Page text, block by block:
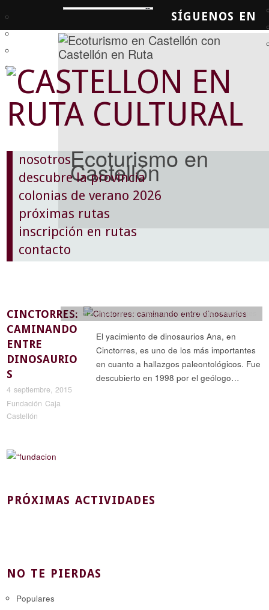
SÍGUENOS EN
Ecoturismo en
Castellón
nosotros
descubre la provincia
colonias de verano 2026
próximas rutas
inscripción en rutas
contacto
CINCTORRES:
CAMINANDO
ENTRE
DINOSAURIO
S
4 septiembre, 2015
Fundación Caja
Castellón
Ciencia y naturaleza ,Historia y arqueología,Reportajes
El yacimiento de dinosaurios Ana, en
Cinctorres, es uno de los más importantes
en cuanto a hallazgos paleontológicos. Fue
descubierto en 1998 por el geólogo…
PRÓXIMAS ACTIVIDADES
NO TE PIERDAS
Populares